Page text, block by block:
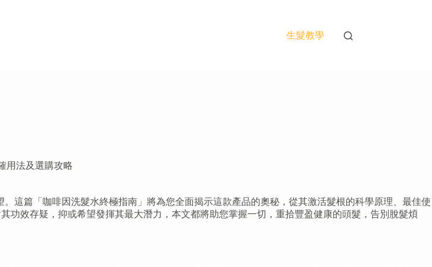
生髮教學
用法及選購攻略
這篇「咖啡因洗髮水終極指南」將為您全面揭示這款產品的奧秘，從其激活髮根的科學原理、最佳使
功效存疑，抑或希望發揮其最大潛力，本文都將助您掌握一切，重拾豐盈健康的頭髮，告別脫髮煩